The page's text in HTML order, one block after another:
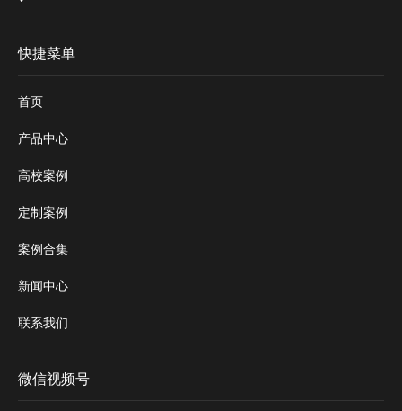
快捷菜单
首页
产品中心
高校案例
定制案例
案例合集
新闻中心
联系我们
微信视频号